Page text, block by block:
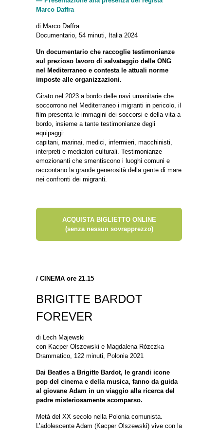
Marco Daffra
di Marco Daffra
Documentario, 54 minuti, Italia 2024
Un documentario che raccoglie testimonianze
sul prezioso lavoro di salvataggio delle ONG
nel
Mediterraneo e contesta le attuali norme
imposte alle organizzazioni.
Girato nel 2023 a bordo delle navi umanitarie che
soccorrono nel Mediterraneo i migranti in pericolo, il
film presenta le immagini dei soccorsi e della vita a
bordo, insieme a tante testimonianze degli
equipaggi:
capitani, marinai, medici, infermieri, macchinisti,
interpreti e mediatori culturali. Testimonianze
emozionanti che smentiscono i luoghi comuni e
raccontano la grande generosità della gente di mare
nei confronti dei migranti.
ACQUISTA BIGLIETTO ONLINE
(senza nessun sovrapprezzo)
/ CINEMA ore 21.15
BRIGITTE BARDOT
FOREVER
di Lech Majewski
con Kacper Olszewski e Magdalena Rózczka
Drammatico, 122 minuti, Polonia 2021
Dai Beatles a Brigitte Bardot, le grandi icone
pop del cinema e della musica, fanno da guida
al giovane Adam in un viaggio alla ricerca del
padre misteriosamente scomparso.
Metà del XX secolo nella Polonia comunista.
L’adolescente Adam (Kacper Olszewski) vive con la